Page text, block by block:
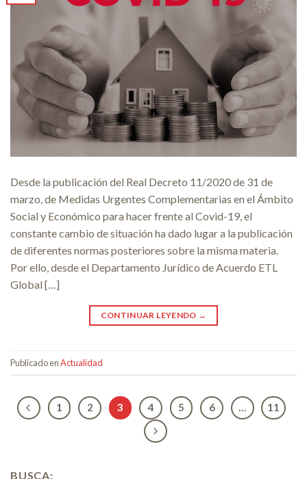
Desde la publicación del Real Decreto 11/2020 de 31 de
marzo, de Medidas Urgentes Complementarias en el Ámbito
Social y Económico para hacer frente al Covid-19, el
constante cambio de situación ha dado lugar a la publicación
de diferentes normas posteriores sobre la misma materia.
Por ello, desde el Departamento Jurídico de Acuerdo ETL
Global […]
CONTINUAR LEYENDO →
Publicado enActualidad
1 2 3 4 5 6 … 11
BUSCA: